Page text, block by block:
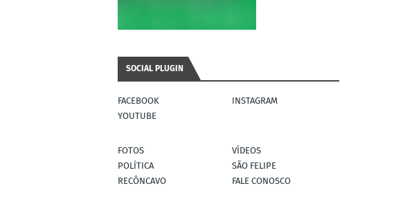
SOCIAL PLUGIN
FACEBOOK
INSTAGRAM
YOUTUBE
FOTOS
VÍDEOS
POLÍTICA
SÃO FELIPE
RECÔNCAVO
FALE CONOSCO